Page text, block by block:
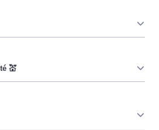
⚡
consommation pendant 65 jours
kiloWatt est plus élevé. 💡🔋
Sierckois couverts par la CMU,